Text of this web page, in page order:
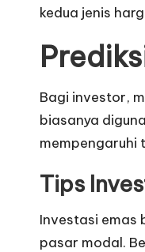
kedua jenis
Bagi investor,
biasanya
mempengaruhi
Tips
Investasi emas
pasar modal.